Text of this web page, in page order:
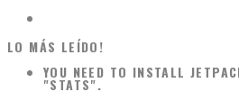
LO MÁS LEÍDO!
YOU NEED TO INSTALL
"STATS".